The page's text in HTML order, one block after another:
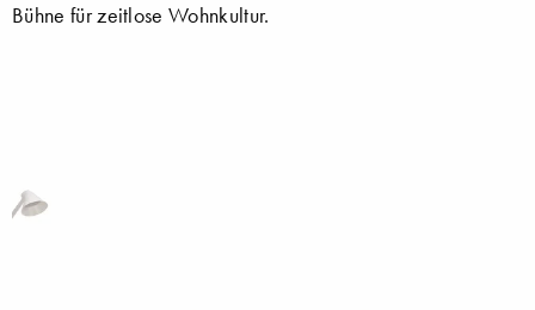
Bühne für zeitlose Wohnkultur.